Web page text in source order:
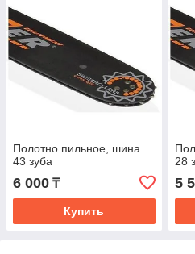
Полотно пильное, шина
43 зуба
6 000 ₸
Купить
28
5